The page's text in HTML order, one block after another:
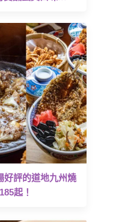
好評的道地九州燒
起！